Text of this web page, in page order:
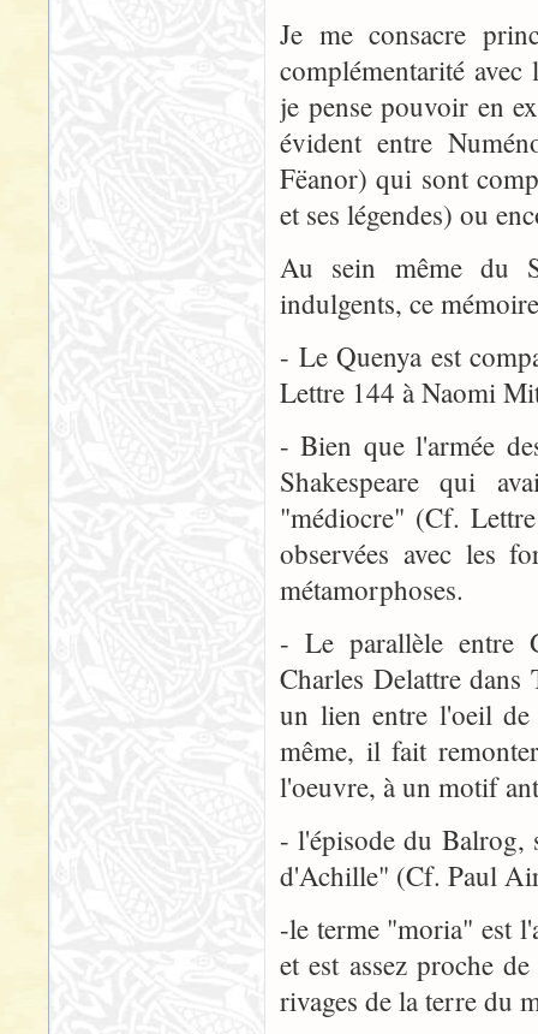
Je me consacre
complémentarité
je pense pouvoir en
évident entre
Fëanor) qui sont
et ses légendes) ou
Au sein même du
indulgents, ce
- Le Quenya est
Lettre 144 à Naomi
- Bien que l'armée
Shakespeare qui
"médiocre" (Cf.
observées avec les
métamorphoses.
- Le parallèle entre
Charles Delattre dans
un lien entre l'oeil de
même, il fait
l'oeuvre, à un motif
- l'épisode du Balrog,
d'Achille" (Cf. Paul
-le terme "moria" est
et est assez proche
rivages de la terre du